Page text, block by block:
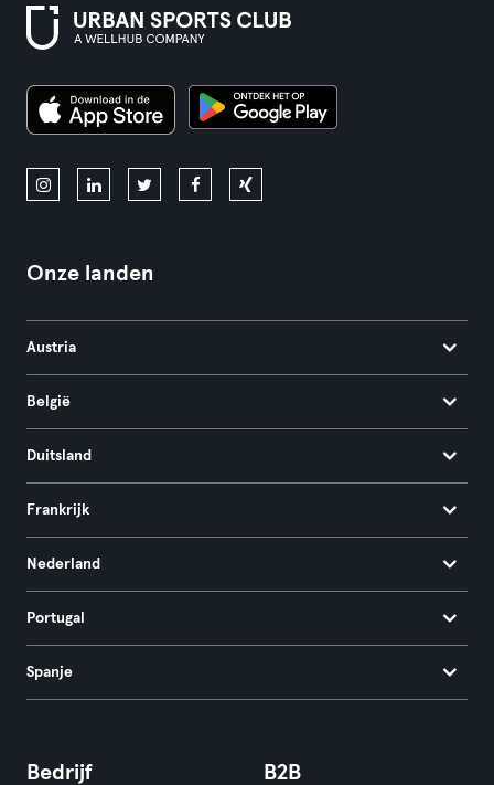
Onze landen
Austria
België
Duitsland
Frankrijk
Nederland
Portugal
Spanje
Bedrijf B2B